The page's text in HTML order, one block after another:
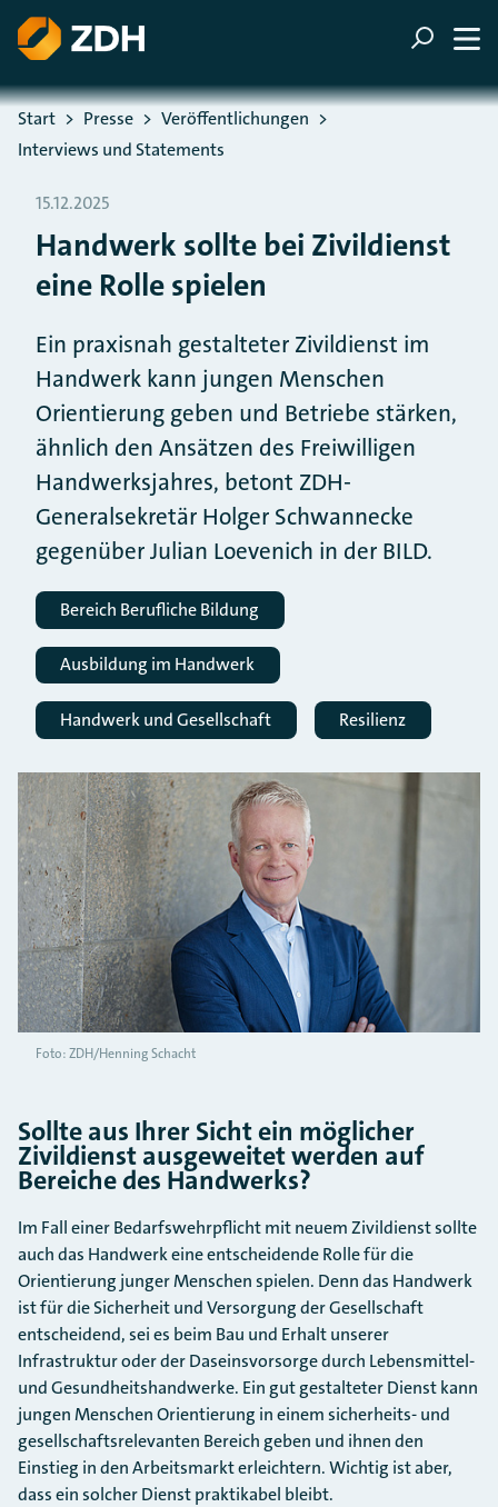
ZUM HAUPTINHALT SPRINGEN
ZUR SUCHE SPRINGEN
Sie befinden sich hier:
Start Presse
Veröffentlichungen
Interviews und Statements
15.12.2025
Handwerk sollte bei Zivildienst
eine Rolle spielen
Ein praxisnah gestalteter Zivildienst im
Handwerk kann jungen Menschen
Orientierung geben und Betriebe stärken,
ähnlich den Ansätzen des Freiwilligen
Handwerksjahres, betont ZDH-
Generalsekretär Holger Schwannecke
gegenüber Julian Loevenich in der BILD.
Bereich Berufliche Bildung
Ausbildung im Handwerk
Handwerk und Gesellschaft Resilienz
Foto: ZDH/Henning Schacht
Sollte aus Ihrer Sicht ein möglicher
Zivildienst ausgeweitet werden auf
Bereiche des Handwerks?
Im Fall einer Bedarfswehrpflicht mit neuem Zivildienst sollte
auch das Handwerk eine entscheidende Rolle für die
Orientierung junger Menschen spielen. Denn das Handwerk
ist für die Sicherheit und Versorgung der Gesellschaft
entscheidend, sei es beim Bau und Erhalt unserer
Infrastruktur oder der Daseinsvorsorge durch Lebensmittel-
und Gesundheitshandwerke. Ein gut gestalteter Dienst kann
jungen Menschen Orientierung in einem sicherheits- und
gesellschaftsrelevanten Bereich geben und ihnen den
Einstieg in den Arbeitsmarkt erleichtern. Wichtig ist aber,
dass ein solcher Dienst praktikabel bleibt.